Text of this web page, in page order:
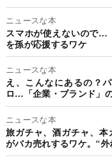
ニュースな本
スマホが使えないので…
を孫が応援するワケ
ニュースな本
え、こんなにあるの？
ロ…「企業・ブランド」
ニュースな本
旅ガチャ、酒ガチャ、
がバカ売れするワケ。“